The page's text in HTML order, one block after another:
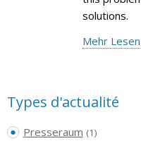
solutions.
Mehr Lesen
Types d'actualité
Presseraum (1)